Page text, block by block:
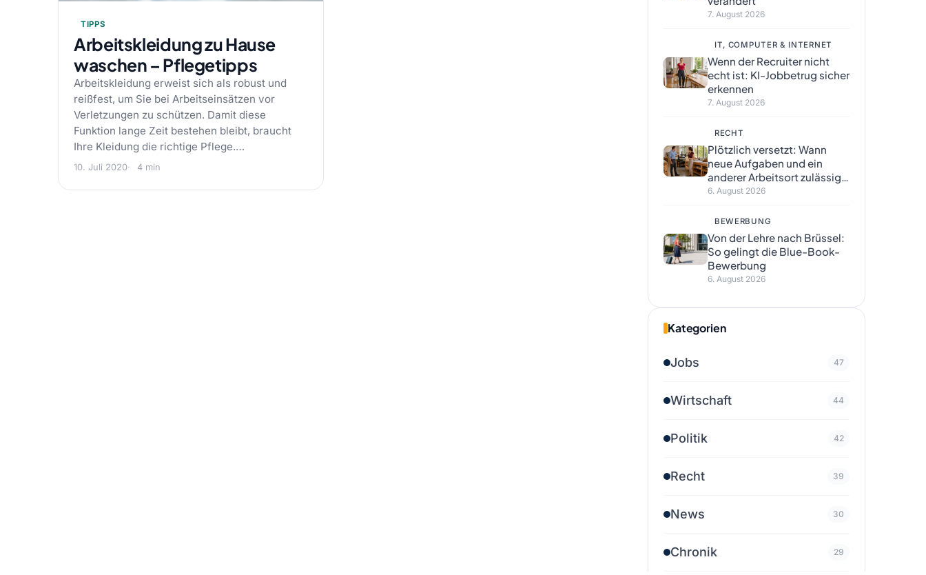
TIPPS
Arbeitskleidung zu Hause
waschen – Pflegetipps
Arbeitskleidung erweist sich als robust und
reißfest, um Sie bei Arbeitseinsätzen vor
Verletzungen zu schützen. Damit diese
Funktion lange Zeit bestehen bleibt, braucht
Ihre Kleidung die richtige Pflege.…
10. Juli 2020 4 min
7. August 2026
IT, COMPUTER & INTERNET
Wenn der Recruiter nicht
echt ist: KI-Jobbetrug sicher
erkennen
7. August 2026
RECHT
Plötzlich versetzt: Wann
neue Aufgaben und ein
anderer Arbeitsort zulässig
sind
6. August 2026
BEWERBUNG
Von der Lehre nach Brüssel:
So gelingt die Blue-Book-
Bewerbung
6. August 2026
Kategorien
Jobs 47
Wirtschaft 44
Politik 42
Recht 39
News 30
Chronik 29